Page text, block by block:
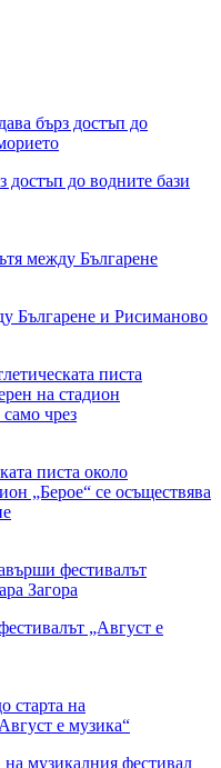
достъп до водните бази
Българене и Рисиманово
писта около
„Берое“ се осъществява
„Август е
на музикалния фестивал